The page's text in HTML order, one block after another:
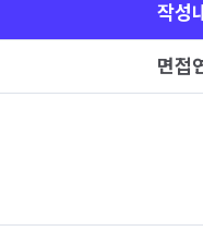
작성
면접